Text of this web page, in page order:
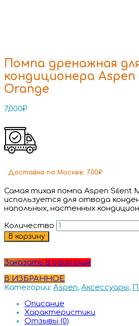
Помпа дренажная
кондиционера
Orange
7,000₽
Доставка по Москве: 700₽
Самая тихая помпа Aspen Silent
используется для отвода
напольных, настенных
Количество
В корзину
Заказать в один клик
В ИЗБРАННОЕ
Категории: Aspen, Аксессуары,
Описание
Характеристики
Отзывы (0)